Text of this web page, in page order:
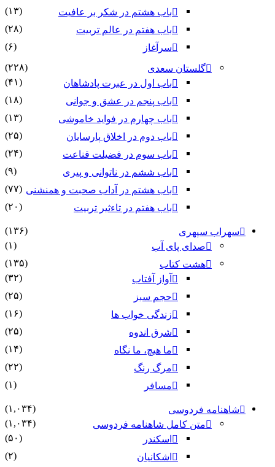
باب هشتم در شکر بر عافیت
(۱۳)
باب هفتم در عالم تربیت
(۲۸)
سرآغاز
(۶)
گلستان سعدی
(۲۲۸)
باب اول در عبرت پادشاهان
(۴۱)
باب پنجم در عشق و جوانى
(۱۸)
باب چهارم در فواید خاموشى
(۱۳)
باب دوم در اخلاق پارسایان
(۲۵)
باب سوم در فضیلت قناعت
(۲۴)
باب ششم در ناتوانى و پیرى
(۹)
باب هشتم در آداب صحبت و همنشنى (۷۷)
باب هفتم در تاءثیر تربیت
(۲۰)
سهراب سپهری
(۱۳۶)
صدای پای آب
(۱)
هشت کتاب
(۱۳۵)
آواز آفتاب
(۳۲)
حجم سبز
(۲۵)
زندگی خواب ها
(۱۶)
شرق اندوه
(۲۵)
ما هیچ، ما نگاه
(۱۴)
مرگ رنگ
(۲۲)
مسافر
(۱)
شاهنامه فردوسی
(۱,۰۳۴)
متن کامل شاهنامه فردوسی
(۱,۰۳۴)
اسکندر
(۵۰)
اشکانیان
(۲)